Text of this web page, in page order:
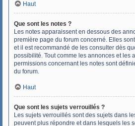
Haut
Que sont les notes ?
Les notes apparaissent en dessous des
première page du forum concerné. Elles
et il est recommandé de les consulter dès
possibilité. Tout comme les annonces et les
permissions concernant les notes sont
du forum.
Haut
Que sont les sujets verrouillés ?
Les sujets verrouillés sont des sujets dans
peuvent plus répondre et dans lesquels les